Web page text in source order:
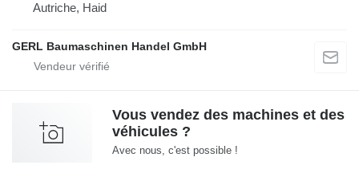
Autriche, Haid
GERL Baumaschinen Handel GmbH
Vous vendez des machines et des
véhicules ?
Avec nous, c'est possible !